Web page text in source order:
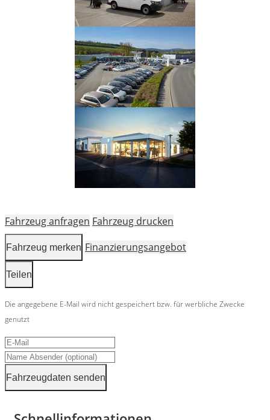
Fahrzeug anfragen Fahrzeug drucken
Fahrzeug merken Finanzierungsangebot
Teilen
Die angegebene E-Mail wird nicht gespeichert bzw. für werbliche Zwecke
genutzt
Fahrzeugdaten senden